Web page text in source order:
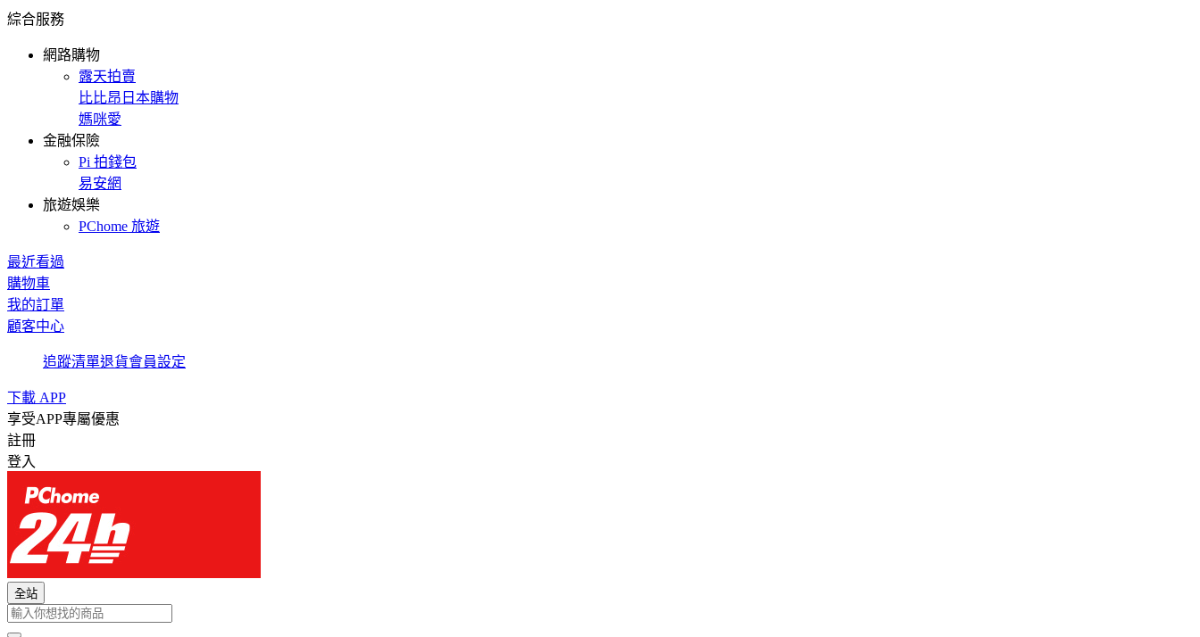
綜合服務
網路購物
露天拍賣
比比昂日本購物
媽咪愛
金融保險
Pi 拍錢包
易安網
旅遊娛樂
PChome 旅遊
最近看過
購物車
我的訂單
顧客中心
追蹤清單退貨會員設定
下載 APP
享受APP專屬優惠
註冊
登入
全站